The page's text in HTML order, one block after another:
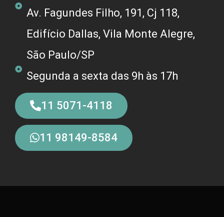
Av. Fagundes Filho, 191, Cj 118,
Edifício Dallas, Vila Monte Alegre,
São Paulo/SP
Segunda a sexta das 9h às 17h
11 5071-4118
11 98149-8584